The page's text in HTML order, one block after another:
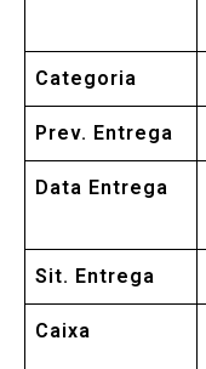
Categoria
Prev. Entrega
Data Entrega
Sit. Entrega
Caixa